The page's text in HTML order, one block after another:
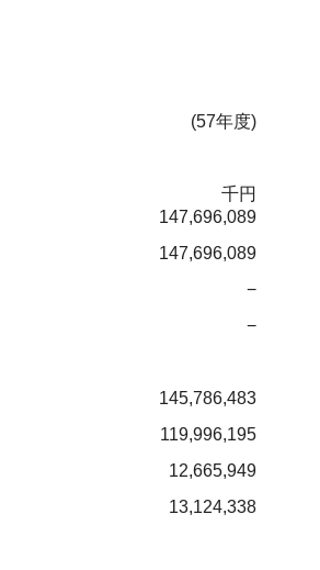
(57年度)
千円
147,696,089
147,696,089
−
−
145,786,483
119,996,195
12,665,949
13,124,338